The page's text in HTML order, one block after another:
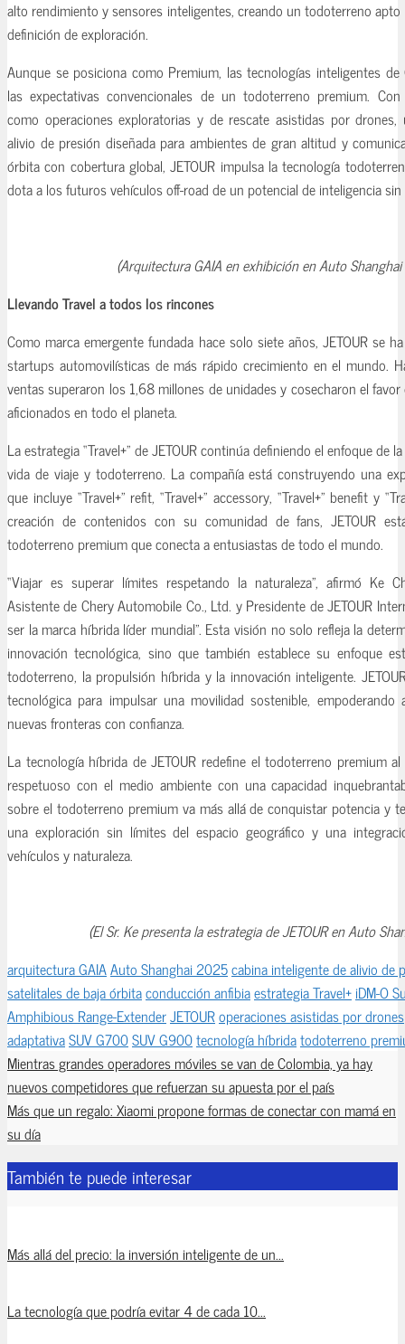
alto rendimiento y sensores inteligentes, creando un todoterreno apto
definición de exploración.
Aunque se posiciona como Premium, las tecnologías inteligentes
las expectativas convencionales de un todoterreno premium. Con
como operaciones exploratorias y de rescate asistidas por
alivio de presión diseñada para ambientes de gran altitud y
órbita con cobertura global, JETOUR impulsa la tecnología
dota a los futuros vehículos off-road de un potencial de inteligencia
(Arquitectura GAIA en exhibición en Auto
Llevando Travel a todos los rincones
Como marca emergente fundada hace solo siete años, JETOUR se
startups automovilísticas de más rápido crecimiento en el mundo.
ventas superaron los 1,68 millones de unidades y cosecharon el
aficionados en todo el planeta.
La estrategia “Travel+” de JETOUR continúa definiendo el enfoque de
vida de viaje y todoterreno. La compañía está construyendo una
que incluye “Travel+” refit, “Travel+” accessory, “Travel+” benefit y
creación de contenidos con su comunidad de fans, JETOUR
todoterreno premium que conecta a entusiastas de todo el mundo.
“Viajar es superar límites respetando la naturaleza”, afirmó Ke
Asistente de Chery Automobile Co., Ltd. y Presidente de JETOUR
ser la marca híbrida líder mundial”. Esta visión no solo refleja la
innovación tecnológica, sino que también establece su enfoque
todoterreno, la propulsión híbrida y la innovación inteligente.
tecnológica para impulsar una movilidad sostenible,
nuevas fronteras con confianza.
La tecnología híbrida de JETOUR redefine el todoterreno premium
respetuoso con el medio ambiente con una capacidad
sobre el todoterreno premium va más allá de conquistar potencia y
una exploración sin límites del espacio geográfico y una
vehículos y naturaleza.
(El Sr. Ke presenta la estrategia de JETOUR en Auto
arquitectura GAIAAuto Shanghai 2025cabina inteligente de alivio de
satelitales de baja órbitaconducción anfibiaestrategia Travel+iDM-O
Amphibious Range-ExtenderJETOURoperaciones asistidas por drones
adaptativaSUV G700SUV G900tecnología híbridatodoterreno
Mientras grandes operadores móviles se van de Colombia, ya hay
nuevos competidores que refuerzan su apuesta por el país
Más que un regalo: Xiaomi propone formas de conectar con mamá en
su día
También te puede interesar
Más allá del precio: la inversión inteligente de un...
La tecnología que podría evitar 4 de cada 10...